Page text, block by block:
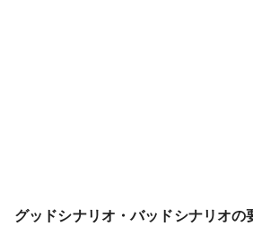
グッドシナリオ・バッドシナリオの